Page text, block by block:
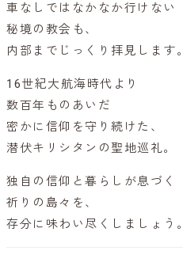
車なしではなかなか行けない
秘境の教会も、
内部までじっくり拝見します。
16世紀大航海時代より
数百年ものあいだ
密かに信仰を守り続けた、
潜伏キリシタンの聖地巡礼。
独自の信仰と暮らしが息づく
祈りの島々を、
存分に味わい尽くしましょう。